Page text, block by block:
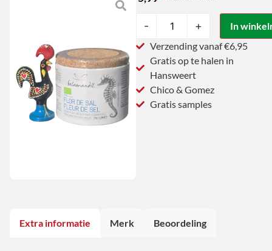
- +
In
Verzending vanaf €6,95
Gratis op te halen in
Hansweert
Chico & Gomez
Gratis samples
Extra informatie Merk Beoordeling